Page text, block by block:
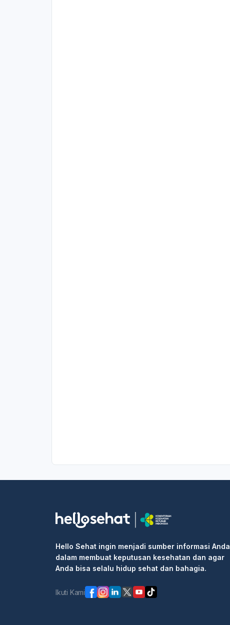
Hello Sehat ingin menjadi sumber informasi Anda
dalam membuat keputusan kesehatan dan agar
Anda bisa selalu hidup sehat dan bahagia.
Ikuti Kami